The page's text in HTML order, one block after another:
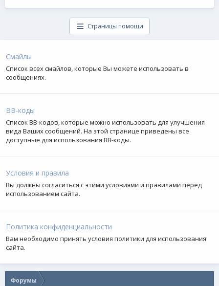
Страницы помощи
Смайлы
Список всех смайлов, которые Вы можете использовать в
сообщениях.
BB-коды
Список BB-кодов, которые можно использовать для улучшения
вида Ваших сообщений. На этой странице приведены все
доступные для использования BB-коды.
Условия и правила
Вы должны согласиться с этими условиями и правилами перед
использованием сайта.
Политика конфиденциальности
Вам необходимо принять условия политики для использования
сайта.
Форумы